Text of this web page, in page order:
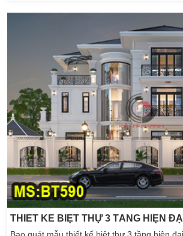
vị thế của chủ nhà. BT594 mẫu thiết kế biệt
15x19m đáp ứng cho gia đình từ 4 […]
Bao quát mẫu thiết kế biệt thự 3 tầng hiện